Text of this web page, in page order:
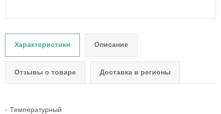
Характеристики Описание
Отзывы о товаре Доставка в регионы
Температурный